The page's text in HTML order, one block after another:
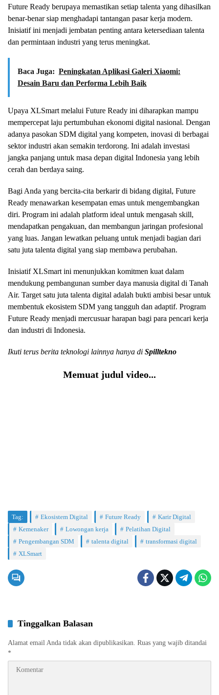
Future Ready berupaya memastikan setiap talenta yang dihasilkan
benar-benar siap menghadapi tantangan pasar kerja modern.
Inisiatif ini menjadi jembatan penting antara ketersediaan talenta
dan permintaan industri yang terus meningkat.
Baca Juga: Peningkatan Aplikasi Galeri Xiaomi:
Desain Baru dan Performa Lebih Baik
Upaya XLSmart melalui Future Ready ini diharapkan mampu
mempercepat laju pertumbuhan ekonomi digital nasional. Dengan
adanya pasokan SDM digital yang kompeten, inovasi di berbagai
sektor industri akan semakin terdorong. Ini adalah investasi
jangka panjang untuk masa depan digital Indonesia yang lebih
cerah dan berdaya saing.
Bagi Anda yang bercita-cita berkarir di bidang digital, Future
Ready menawarkan kesempatan emas untuk mengembangkan
diri. Program ini adalah platform ideal untuk mengasah skill,
mendapatkan pengakuan, dan membangun jaringan profesional
yang luas. Jangan lewatkan peluang untuk menjadi bagian dari
satu juta talenta digital yang siap membawa perubahan.
Inisiatif XLSmart ini menunjukkan komitmen kuat dalam
mendukung pembangunan sumber daya manusia digital di Tanah
Air. Target satu juta talenta digital adalah bukti ambisi besar untuk
membentuk ekosistem SDM yang tangguh dan adaptif. Program
Future Ready menjadi mercusuar harapan bagi para pencari kerja
dan industri di Indonesia.
Ikuti terus berita teknologi lainnya hanya di Spilltekno
Memuat judul video...
Tag: Ekosistem Digital Future Ready
Karir Digital
Kemenaker
Lowongan kerja
Pelatihan Digital
Pengembangan SDM
talenta digital
transformasi digital
XLSmart
Tinggalkan Balasan
Alamat email Anda tidak akan dipublikasikan. Ruas yang wajib ditandai
*